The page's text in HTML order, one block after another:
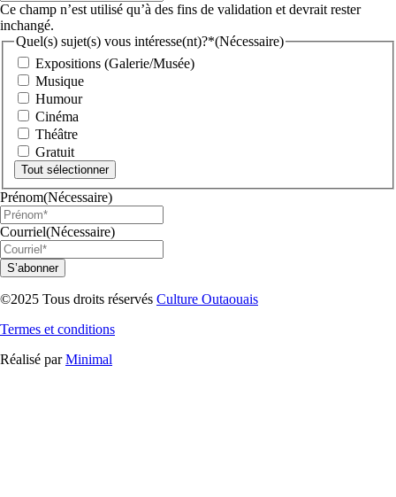
Ce champ n’est utilisé qu’à des fins de validation et devrait rester
inchangé.
Quel(s) sujet(s) vous intéresse(nt)?*(Nécessaire)
Expositions (Galerie/Musée)
Musique
Humour
Cinéma
Théâtre
Gratuit
Tout sélectionner
Prénom(Nécessaire)
Courriel(Nécessaire)
S’abonner
©2025 Tous droits réservés Culture Outaouais
Termes et conditions
Réalisé parMinimal